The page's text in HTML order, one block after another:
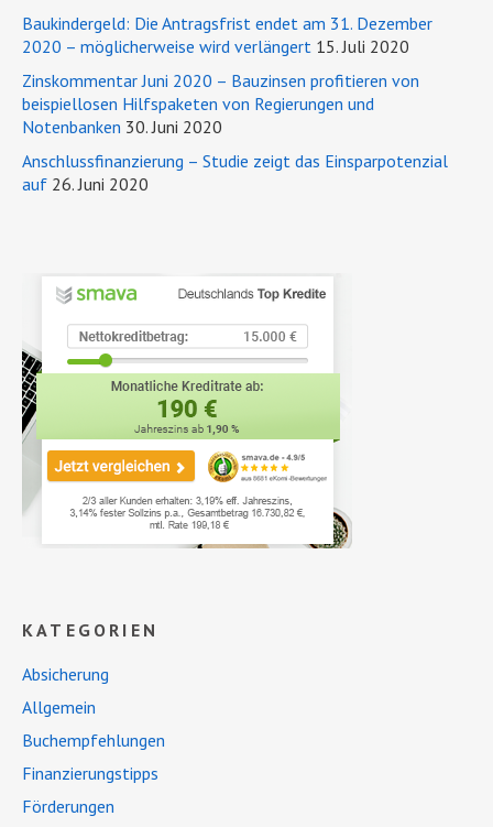
Baukindergeld: Die Antragsfrist endet am 31. Dezember
2020 – möglicherweise wird verlängert 15. Juli 2020
Zinskommentar Juni 2020 – Bauzinsen profitieren von
beispiellosen Hilfspaketen von Regierungen und
Notenbanken 30. Juni 2020
Anschlussfinanzierung – Studie zeigt das Einsparpotenzial
auf 26. Juni 2020
KATEGORIEN
Absicherung
Allgemein
Buchempfehlungen
Finanzierungstipps
Förderungen